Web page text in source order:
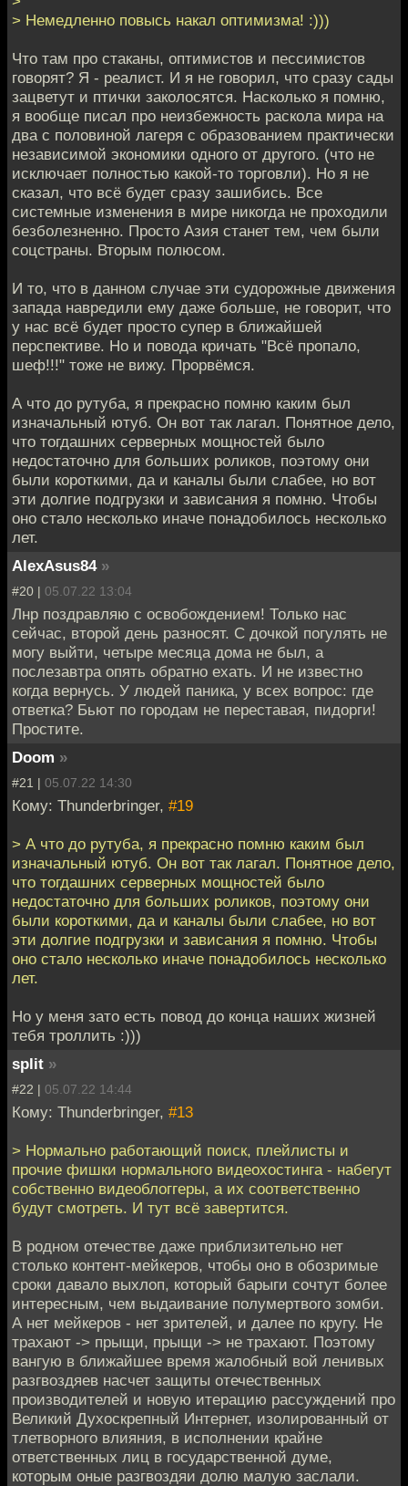
> Немедленно повысь накал оптимизма! :)))
Что там про стаканы, оптимистов и пессимистов
говорят? Я - реалист. И я не говорил, что сразу сады
зацветут и птички заколосятся. Насколько я помню,
я вообще писал про неизбежность раскола мира на
два с половиной лагеря с образованием практически
независимой экономики одного от другого. (что не
исключает полностью какой-то торговли). Но я не
сказал, что всё будет сразу зашибись. Все
системные изменения в мире никогда не проходили
безболезненно. Просто Азия станет тем, чем были
соцстраны. Вторым полюсом.
И то, что в данном случае эти судорожные движения
запада навредили ему даже больше, не говорит, что
у нас всё будет просто супер в ближайшей
перспективе. Но и повода кричать "Всё пропало,
шеф!!!" тоже не вижу. Прорвёмся.
А что до рутуба, я прекрасно помню каким был
изначальный ютуб. Он вот так лагал. Понятное дело,
что тогдашних серверных мощностей было
недостаточно для больших роликов, поэтому они
были короткими, да и каналы были слабее, но вот
эти долгие подгрузки и зависания я помню. Чтобы
оно стало несколько иначе понадобилось несколько
лет.
AlexAsus84 »
#20 | 05.07.22 13:04
Лнр поздравляю с освобождением! Только нас
сейчас, второй день разносят. С дочкой погулять не
могу выйти, четыре месяца дома не был, а
послезавтра опять обратно ехать. И не известно
когда вернусь. У людей паника, у всех вопрос: где
ответка? Бьют по городам не переставая, пидорги!
Простите.
Doom »
#21 | 05.07.22 14:30
Кому: Thunderbringer, #19
> А что до рутуба, я прекрасно помню каким был
изначальный ютуб. Он вот так лагал. Понятное дело,
что тогдашних серверных мощностей было
недостаточно для больших роликов, поэтому они
были короткими, да и каналы были слабее, но вот
эти долгие подгрузки и зависания я помню. Чтобы
оно стало несколько иначе понадобилось несколько
лет.
Но у меня зато есть повод до конца наших жизней
тебя троллить :)))
split »
#22 | 05.07.22 14:44
Кому: Thunderbringer, #13
> Нормально работающий поиск, плейлисты и
прочие фишки нормального видеохостинга - набегут
собственно видеоблоггеры, а их соответственно
будут смотреть. И тут всё завертится.
В родном отечестве даже приблизительно нет
столько контент-мейкеров, чтобы оно в обозримые
сроки давало выхлоп, который барыги сочтут более
интересным, чем выдаивание полумертвого зомби.
А нет мейкеров - нет зрителей, и далее по кругу. Не
трахают -> прыщи, прыщи -> не трахают. Поэтому
вангую в ближайшее время жалобный вой ленивых
разгвоздяев насчет защиты отечественных
производителей и новую итерацию рассуждений про
Великий Духоскрепный Интернет, изолированный от
тлетворного влияния, в исполнении крайне
ответственных лиц в государственной думе,
которым оные разгвоздяи долю малую заслали.